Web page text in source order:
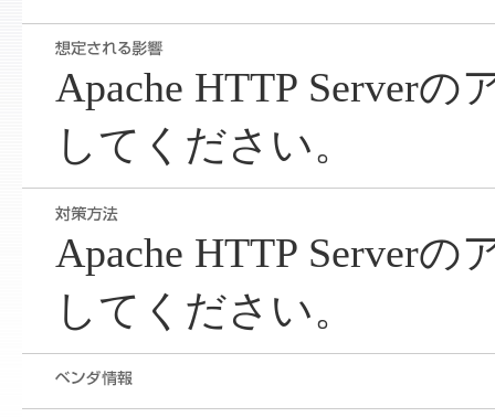
Apache HTTP Server
してください。
Apache HTTP Server
してください。